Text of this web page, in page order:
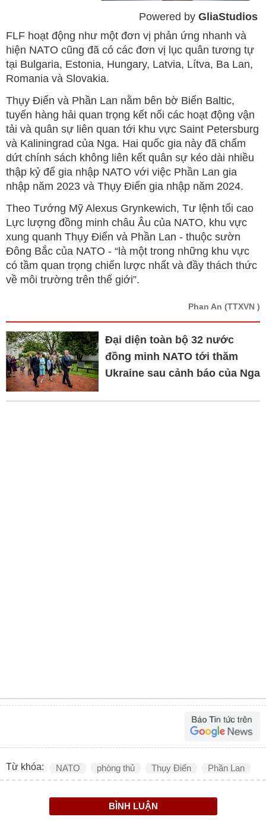
Powered by GliaStudios
FLF hoạt động như một đơn vị phản ứng nhanh và
hiện NATO cũng đã có các đơn vị lục quân tương tự
tại Bulgaria, Estonia, Hungary, Latvia, Lítva, Ba Lan,
Romania và Slovakia.
Thụy Điển và Phần Lan nằm bên bờ Biển Baltic,
tuyến hàng hải quan trọng kết nối các hoạt động vận
tải và quân sự liên quan tới khu vực Saint Petersburg
và Kaliningrad của Nga. Hai quốc gia này đã chấm
dứt chính sách không liên kết quân sự kéo dài nhiều
thập kỷ để gia nhập NATO với việc Phần Lan gia
nhập năm 2023 và Thụy Điển gia nhập năm 2024.
Theo Tướng Mỹ Alexus Grynkewich, Tư lệnh tối cao
Lực lượng đồng minh châu Âu của NATO, khu vực
xung quanh Thụy Điển và Phần Lan - thuộc sườn
Đông Bắc của NATO - “là một trong những khu vực
có tầm quan trọng chiến lược nhất và đầy thách thức
về môi trường trên thế giới”.
Phan An (TTXVN )
Đại diện toàn bộ 32 nước
đồng minh NATO tới thăm
Ukraine sau cảnh báo của Nga
Từ khóa: NATO phòng thủ Thụy Điển Phần Lan
BÌNH LUẬN